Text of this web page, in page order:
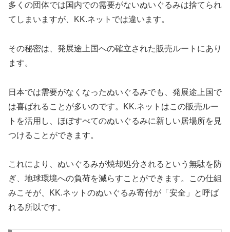
多くの団体では国内での需要がないぬいぐるみは捨てられ
てしまいますが、KK.ネットでは違います。
その秘密は、発展途上国への確立された販売ルートにあり
ます。
日本では需要がなくなったぬいぐるみでも、発展途上国で
は喜ばれることが多いのです。KK.ネットはこの販売ルー
トを活用し、ほぼすべてのぬいぐるみに新しい居場所を見
つけることができます。
これにより、ぬいぐるみが焼却処分されるという無駄を防
ぎ、地球環境への負荷を減らすことができます。この仕組
みこそが、KK.ネットのぬいぐるみ寄付が「安全」と呼ば
れる所以です。